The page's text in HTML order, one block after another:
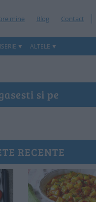
mine Blog Contact
ALTELE
si pe
RECENTE